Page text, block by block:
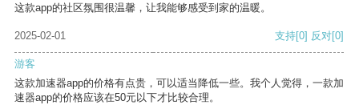
这款app的社区氛围很温馨，让我能够感受到家的温暖。
2025-02-01 支持[0] 反对[0]
游客
这款加速器app的价格有点贵，可以适当降低一些。我个人觉得，一款加
速器app的价格应该在50元以下才比较合理。